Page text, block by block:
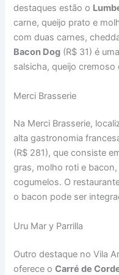
destaques estão o
carne, queijo prato e
com duas carnes,
Bacon Dog (R$ 31) é
salsicha, queijo cremoso
Merci Brasserie
Na Merci Brasserie,
alta gastronomia
(R$ 281), que consiste
gras, molho roti e
cogumelos. O
o bacon pode ser
Uru Mar y Parrilla
Outro destaque no Vila
oferece oCarré de